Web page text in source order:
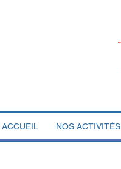
ACCUEIL NOS ACTIVITÉS